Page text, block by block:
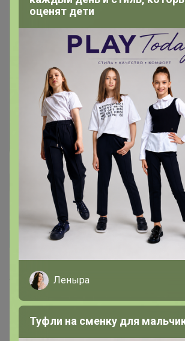
Чтобы написать
авторизоваться на
Это займет меньше минуты
Войти
Юлия-403
такой) на бедра 102-заказала xl
оценят дети
Леныра
Туфли на сменку для